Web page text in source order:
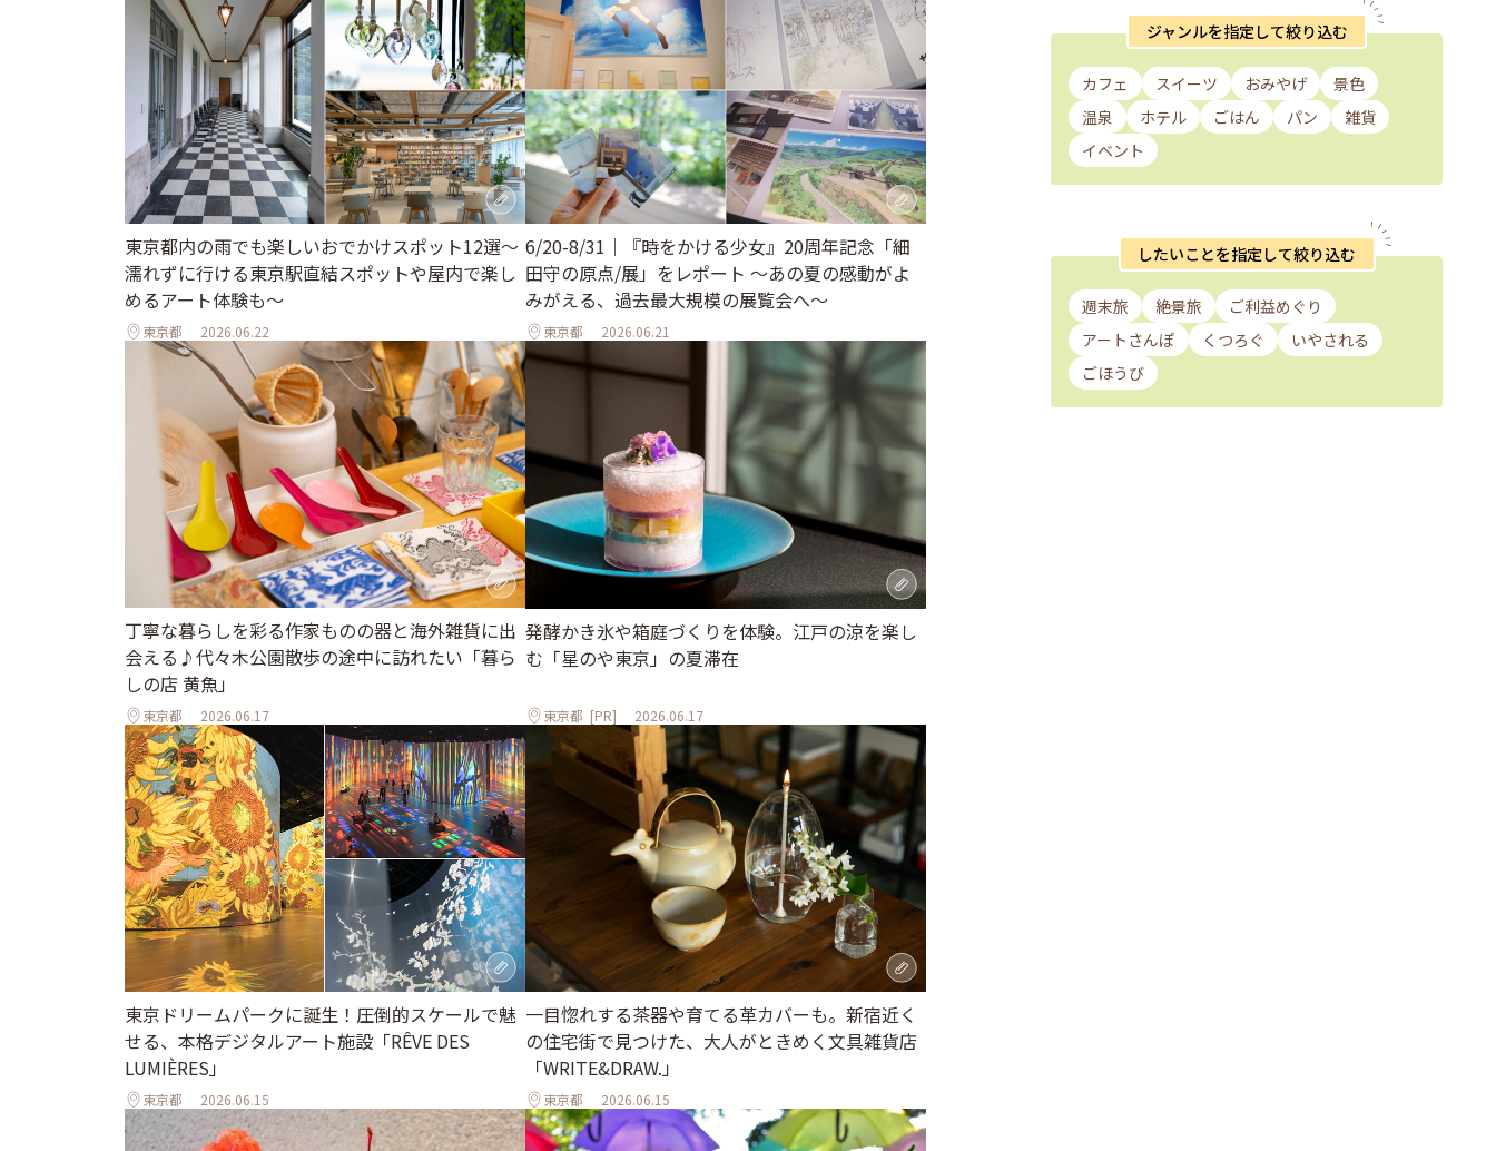
東京都内の雨でも楽しいおでかけスポット12選～
濡れずに行ける東京駅直結スポットや屋内で楽し
めるアート体験も～
東京都 2026.06.22
6/20-8/31｜『時をかける少女』20周年記念「細
田守の原点/展」をレポート ～あの夏の感動がよ
みがえる、過去最大規模の展覧会へ～
東京都 2026.06.21
丁寧な暮らしを彩る作家ものの器と海外雑貨に出
会える♪代々木公園散歩の途中に訪れたい「暮ら
しの店 黄魚」
東京都 2026.06.17
発酵かき氷や箱庭づくりを体験。江戸の涼を楽し
む「星のや東京」の夏滞在
東京都 [PR] 2026.06.17
東京ドリームパークに誕生！圧倒的スケールで魅
せる、本格デジタルアート施設「RÊVE DES
LUMIÈRES」
東京都 2026.06.15
一目惚れする茶器や育てる革カバーも。新宿近く
の住宅街で見つけた、大人がときめく文具雑貨店
「WRITE&DRAW.」
東京都 2026.06.15
ジャンルを指定して絞り込む
カフェ スイーツ おみやげ
景色
温泉
ホテル ごはん パン
雑貨
イベント
したいことを指定して絞り込む
週末旅 絶景旅
ご利益めぐり
アートさんぽ
くつろぐ
いやされる
ごほうび